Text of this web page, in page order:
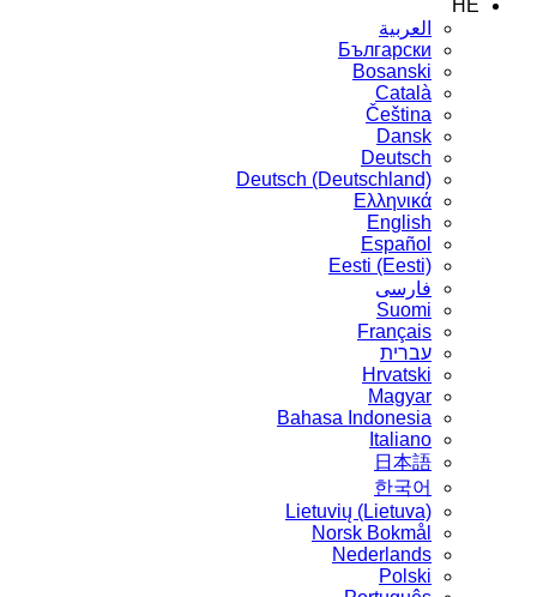
HE
العربية
Български
Bosanski
Сatalà
Čeština
Dansk
Deutsch
Deutsch (Deutschland)
Ελληνικά
English
Español
Eesti (Eesti)
فارسی
Suomi
Français
עברית
Hrvatski
Magyar
Bahasa Indonesia
Italiano
日本語
한국어
Lietuvių (Lietuva)
‪Norsk Bokmål‬
Nederlands
Polski